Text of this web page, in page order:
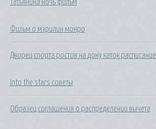
Татьянина ночь фильм
Фильм о мэрилин монро
Дворец спорта ростов на дону каток расписание
Into the stars советы
Образец соглашения о распределении вычета